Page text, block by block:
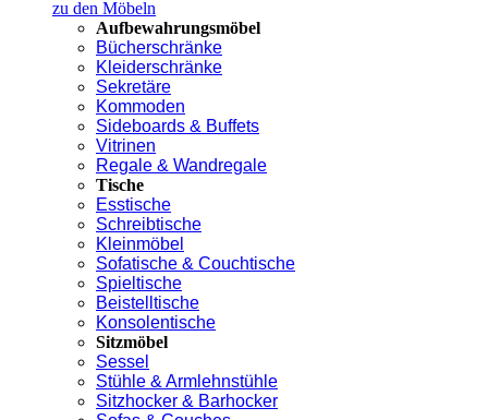
zu den Möbeln
Aufbewahrungsmöbel
Bücherschränke
Kleiderschränke
Sekretäre
Kommoden
Sideboards & Buffets
Vitrinen
Regale & Wandregale
Tische
Esstische
Schreibtische
Kleinmöbel
Sofatische & Couchtische
Spieltische
Beistelltische
Konsolentische
Sitzmöbel
Sessel
Stühle & Armlehnstühle
Sitzhocker & Barhocker